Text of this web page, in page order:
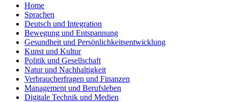
Home
Sprachen
Deutsch und Integration
Bewegung und Entspannung
Gesundheit und Persönlichkeitsentwicklung
Kunst und Kultur
Politik und Gesellschaft
Natur und Nachhaltigkeit
Verbraucherfragen und Finanzen
Management und Berufsleben
Digitale Technik und Medien